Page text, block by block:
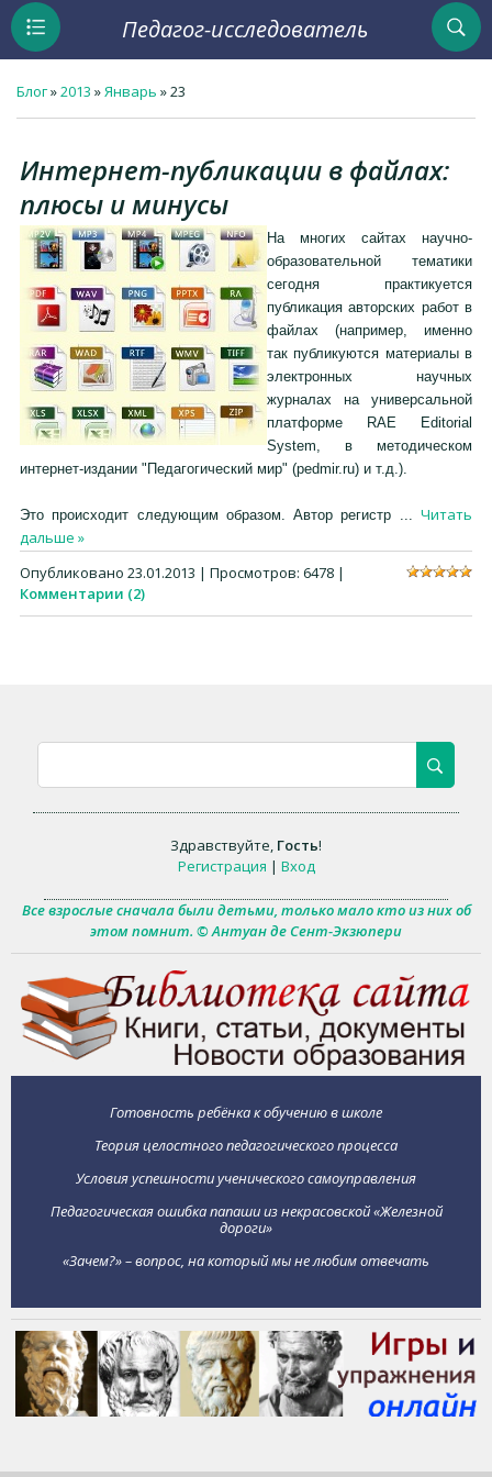
Педагог-исследователь
Блог»2013 »Январь »23
Интернет-публикации в файлах:
плюсы и минусы
На многих сайтах научно-
образовательной тематики
сегодня практикуется
публикация авторских работ в
файлах (например, именно
так публикуются материалы в
электронных научных
журналах на универсальной
платформе RAE Editorial
System, в методическом
интернет-издании "Педагогический мир" (pedmir.ru) и т.д.).
Это происходит следующим образом. Автор регистр ...Читать
дальше »
Опубликовано 23.01.2013 | Просмотров: 6478 |
Комментарии (2)
Здравствуйте, Гость!
Регистрация | Вход
Все взрослые сначала были детьми, только мало кто из них об
этом помнит. © Антуан де Сент-Экзюпери
Готовность ребёнка к обучению в школе
Теория целостного педагогического процесса
Условия успешности ученического самоуправления
Педагогическая ошибка папаши из некрасовской «Железной
дороги»
«Зачем?» – вопрос, на который мы не любим отвечать